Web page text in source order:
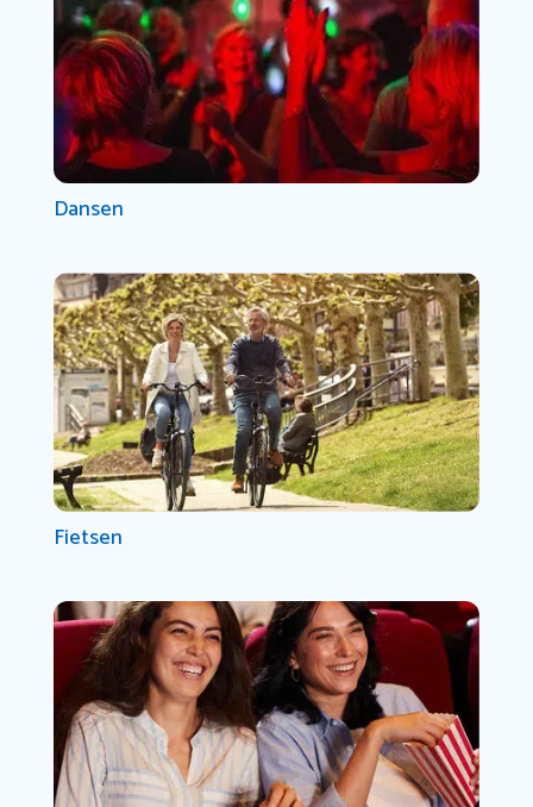
Dansen
Fietsen